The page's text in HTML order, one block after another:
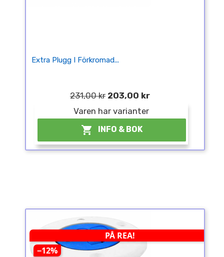
Extra Plugg I Förkromad...
231,00 kr 203,00 kr
Varen har varianter
 INFO & BOK
PÅ REA!
−12%